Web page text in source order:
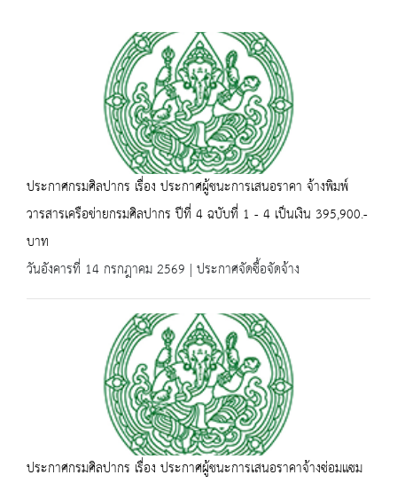
ประกาศกรมศิลปากร เรื่อง ประกาศผู้ชนะการเสนอราคา จ้างพิมพ์
วารสารเครือข่ายกรมศิลปากร ปีที่ 4 ฉบับที่ 1 - 4 เป็นเงิน 395,900.-
บาท
วันอังคารที่ 14 กรกฎาคม 2569 | ประกาศจัดซื้อจัดจ้าง
ประกาศกรมศิลปากร เรื่อง ประกาศผู้ชนะการเสนอราคาจ้างซ่อมแซม